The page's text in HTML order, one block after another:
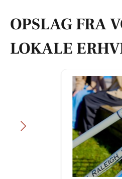
OPSLAG FRA
LOKALE